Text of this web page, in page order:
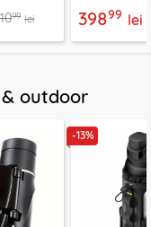
99 lei 39899 lei
outdoor
-13%